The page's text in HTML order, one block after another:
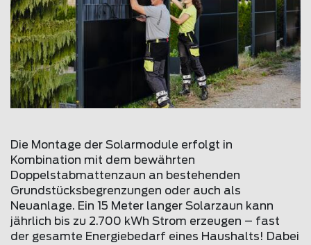
Die Montage der Solarmodule erfolgt in
Kombination mit dem bewährten
Doppelstabmattenzaun an bestehenden
Grundstücksbegrenzungen oder auch als
Neuanlage. Ein 15 Meter langer Solarzaun kann
jährlich bis zu 2.700 kWh Strom erzeugen – fast
der gesamte Energiebedarf eines Haushalts! Dabei